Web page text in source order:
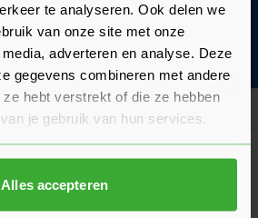
te analyseren. Ook delen we
van onze site met onze
adverteren en analyse. Deze
gegevens combineren met andere
hebt verstrekt of die ze hebben
je gebruik van hun services.
Alles accepteren
per m² heb je nodig?
uit hoe je zelf berekent hoeveel
hebt per m2!
Lees